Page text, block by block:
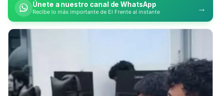
Únete a nuestro canal de WhatsApp
Recibe lo más importante de El Frente al instante →